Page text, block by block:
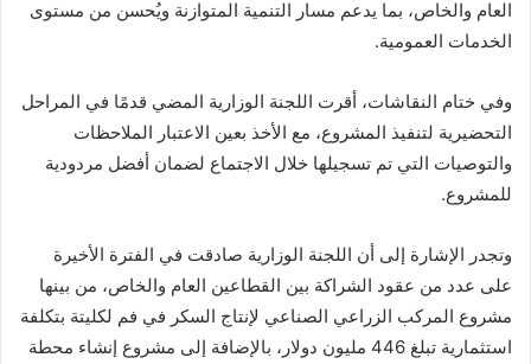
العام والخاص، بما يدعم مسار التنمية المتوازنة ويُحسن من مستوى
الخدمات العمومية.
وفي ختام النقاشات، أقرت اللجنة الوزارية المضي قدمًا في المراحل
التحضيرية لتنفيذ المشروع، مع الأخذ بعين الاعتبار الملاحظات
والتوصيات التي تم تسجيلها خلال الاجتماع لضمان أفضل مردودية
للمشروع.
وتجدر الإشارة إلى أن اللجنة الوزارية صادقت في الفترة الأخيرة
على عدد من عقود الشراكة بين القطاعين العام والخاص، من بينها
مشروع المركب الزراعي الصناعي لإنتاج السكر في فم لكليتة بتكلفة
استثمارية تبلغ 446 مليون دولار، بالإضافة إلى مشروع إنشاء محطة